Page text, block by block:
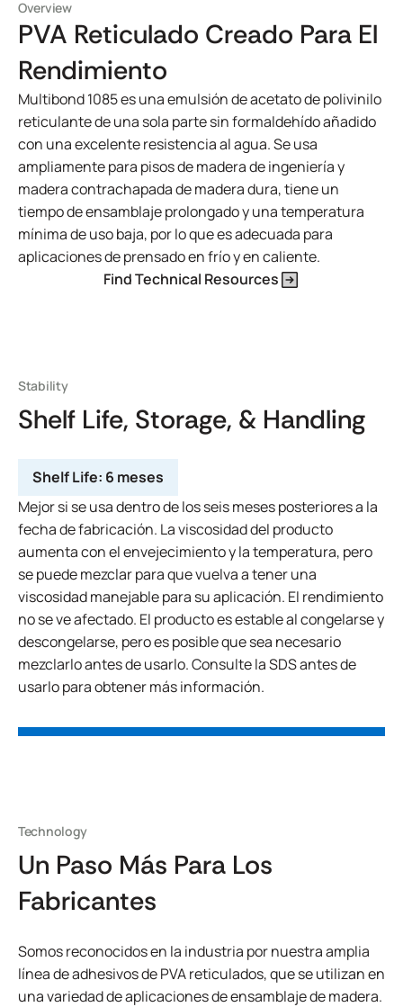
Overview
PVA Reticulado Creado Para El
Rendimiento
Multibond 1085 es una emulsión de acetato de polivinilo
reticulante de una sola parte sin formaldehído añadido
con una excelente resistencia al agua. Se usa
ampliamente para pisos de madera de ingeniería y
madera contrachapada de madera dura, tiene un
tiempo de ensamblaje prolongado y una temperatura
mínima de uso baja, por lo que es adecuada para
aplicaciones de prensado en frío y en caliente.
Find Technical Resources
Stability
Shelf Life, Storage, & Handling
Shelf Life: 6 meses
Mejor si se usa dentro de los seis meses posteriores a la
fecha de fabricación. La viscosidad del producto
aumenta con el envejecimiento y la temperatura, pero
se puede mezclar para que vuelva a tener una
viscosidad manejable para su aplicación. El rendimiento
no se ve afectado. El producto es estable al congelarse y
descongelarse, pero es posible que sea necesario
mezclarlo antes de usarlo. Consulte la SDS antes de
usarlo para obtener más información.
Technology
Un Paso Más Para Los
Fabricantes
Somos reconocidos en la industria por nuestra amplia
línea de adhesivos de PVA reticulados, que se utilizan en
una variedad de aplicaciones de ensamblaje de madera.